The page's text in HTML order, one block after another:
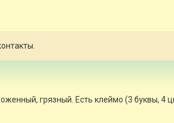
грязный. Есть клеймо (3 буквы, 4